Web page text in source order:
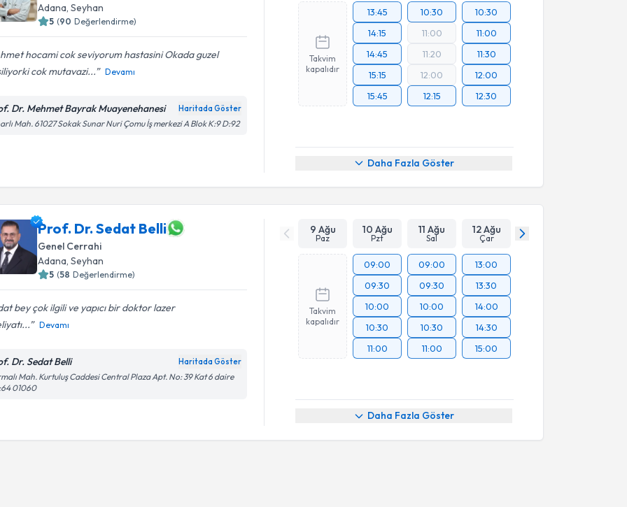
Adana , Seyhan
5 (90 Değerlendirme)
hocami cok seviyorum hastasini Okada guzel
cok mutavazi...
Devamı
Dr. Mehmet Bayrak Muayenehanesi Haritada Göster
Mah. 61027 Sokak Sunar Nuri Çomu İş merkezi A Blok K:9 D:92
Takvim
kapalıdır
13:45
14:15
14:45
15:15
15:45
10:30
11:00
11:20
12:00
12:15
10:30
11:00
11:30
12:00
12:30
Daha Fazla Göster
Prof. Dr. Sedat Belli
Genel Cerrahi
Adana, Seyhan
5 (58 Değerlendirme)
bey çok ilgili ve yapıcı bir doktor lazer
Devamı
Dr. Sedat Belli Haritada Göster
Mah. Kurtuluş Caddesi Central Plaza Apt. No: 39 Kat 6 daire
01060
9 Ağu
Paz
10 Ağu
Pzt
11 Ağu
Sal
12 Ağu
Çar
Takvim
kapalıdır
09:00
09:30
10:00
10:30
11:00
09:00
09:30
10:00
10:30
11:00
13:00
13:30
14:00
14:30
15:00
Daha Fazla Göster